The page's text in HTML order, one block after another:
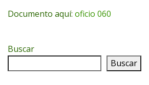
Documento aquí: oficio 060
Buscar
Buscar